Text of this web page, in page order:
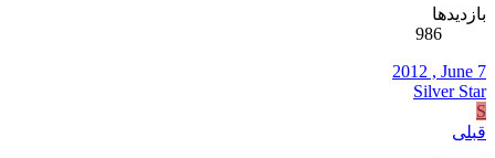
بازدیدها
986
2012 , June 7
Silver Star
S
قبلی